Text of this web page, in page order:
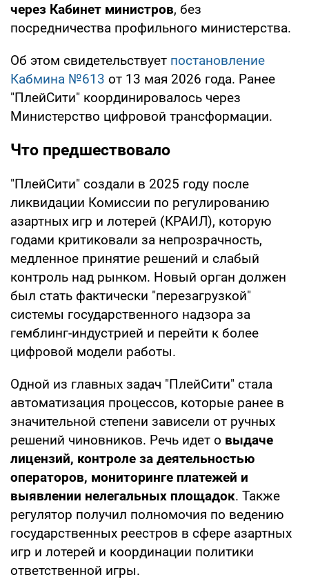
через Кабинет министров, без
посредничества профильного министерства.
Об этом свидетельствует постановление
Кабмина №613 от 13 мая 2026 года. Ранее
"ПлейСити" координировалось через
Министерство цифровой трансформации.
Что предшествовало
"ПлейСити" создали в 2025 году после
ликвидации Комиссии по регулированию
азартных игр и лотерей (КРАИЛ), которую
годами критиковали за непрозрачность,
медленное принятие решений и слабый
контроль над рынком. Новый орган должен
был стать фактически "перезагрузкой"
системы государственного надзора за
гемблинг-индустрией и перейти к более
цифровой модели работы.
Одной из главных задач "ПлейСити" стала
автоматизация процессов, которые ранее в
значительной степени зависели от ручных
решений чиновников. Речь идет о выдаче
лицензий, контроле за деятельностью
операторов, мониторинге платежей и
выявлении нелегальных площадок. Также
регулятор получил полномочия по ведению
государственных реестров в сфере азартных
игр и лотерей и координации политики
ответственной игры.